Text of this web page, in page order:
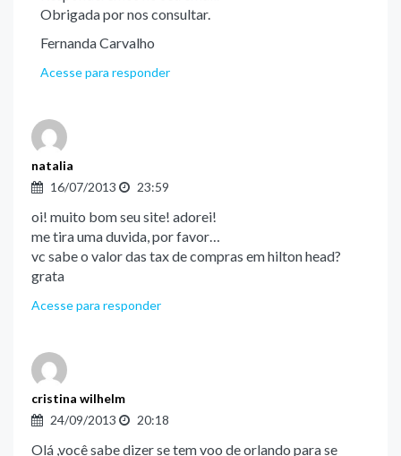
Obrigada por nos consultar.
Fernanda Carvalho
Acesse para responder
natalia
16/07/2013
23:59
oi! muito bom seu site! adorei!
me tira uma duvida, por favor…
vc sabe o valor das tax de compras em hilton head?
grata
Acesse para responder
cristina wilhelm
24/09/2013
20:18
Olá ,você sabe dizer se tem voo de orlando para se